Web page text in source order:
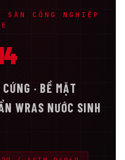
CÔNG NGHIỆP
· BỀ MẶT
WRAS NƯỚC SINH